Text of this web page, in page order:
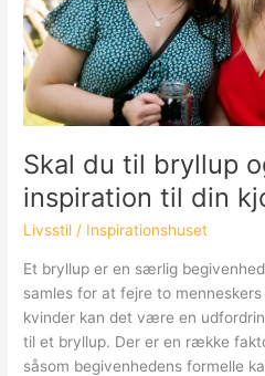
metalfigur
Skal du til bryllup
inspiration til din
Livsstil / Inspirationshuset
Et bryllup er en særlig
samles for at fejre to
kvinder kan det være en
til et bryllup. Der er en række
såsom begivenhedens formelle